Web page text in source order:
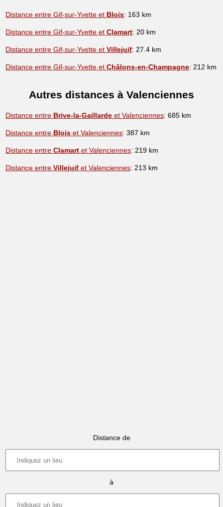
Distance entre Gif-sur-Yvette et Blois: 163 km
Distance entre Gif-sur-Yvette etClamart: 20 km
Distance entre Gif-sur-Yvette etVillejuif: 27.4 km
Distance entre Gif-sur-Yvette etChâlons-en-Champagne: 212 km
Autres distances à Valenciennes
Distance entre Brive-la-Gaillarde et Valenciennes: 685 km
Distance entre Blois et Valenciennes: 387 km
Distance entreClamart et Valenciennes: 219 km
Distance entreVillejuif et Valenciennes: 213 km
Distance de
à